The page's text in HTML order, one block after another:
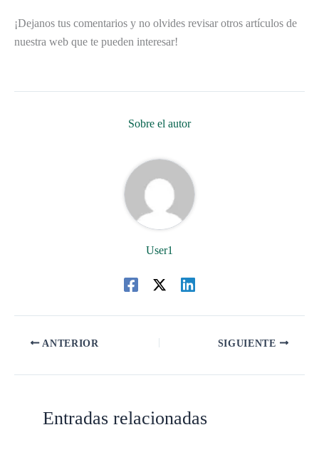
¡Dejanos tus comentarios y no olvides revisar otros artículos de
nuestra web que te pueden interesar!
Sobre el autor
User1
ANTERIOR SIGUIENTE
Entradas relacionadas